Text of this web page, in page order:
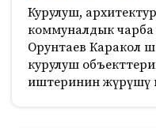
Курулуш,
коммуналдык
Орунтаев Каракол
курулуш
иштеринин жүрүшү